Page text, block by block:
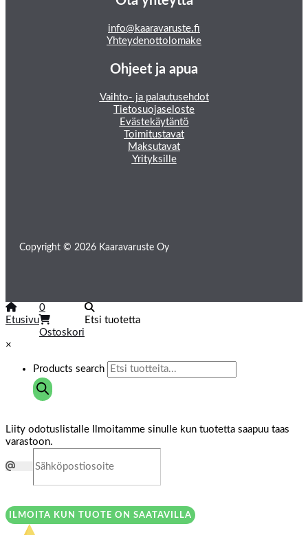
info@kaaravaruste.fi
Yhteydenottolomake
Ohjeet ja apua
Vaihto- ja palautusehdot
Tietosuojaseloste
Evästekäytäntö
Toimitustavat
Maksutavat
Yrityksille
Copyright © 2026 Kaaravaruste Oy
Etusivu
0
Ostoskori
Etsi tuotetta
×
Products search
Liity odotuslistalle
Ilmoitamme sinulle kun tuotetta saapuu taas
varastoon.
ILMOITA KUN TUOTE ON SAATAVILLA